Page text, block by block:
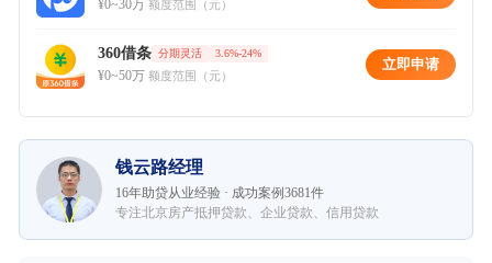
¥0~30万 额度范围（元）
360借条 分期灵活 3.6%-24%
¥0~50万 额度范围（元）
立即申请
钱云路经理
16年助贷从业经验 · 成功案例3681件
专注北京房产抵押贷款、企业贷款、信用贷款